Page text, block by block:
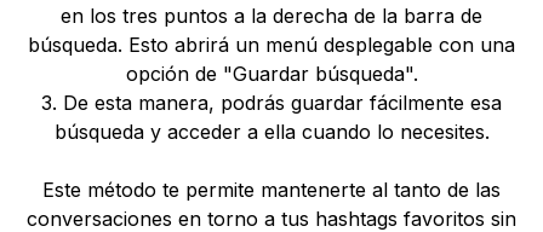
en los tres puntos a la derecha de la barra de
búsqueda. Esto abrirá un menú desplegable con una
opción de "Guardar búsqueda".
3. De esta manera, podrás guardar fácilmente esa
búsqueda y acceder a ella cuando lo necesites.
Este método te permite mantenerte al tanto de las
conversaciones en torno a tus hashtags favoritos sin